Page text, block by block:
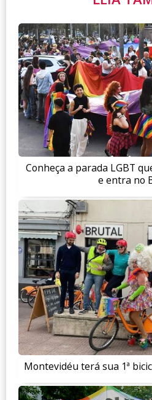
Conheça a parada LGBT
e entra no
Montevidéu terá sua 1ª